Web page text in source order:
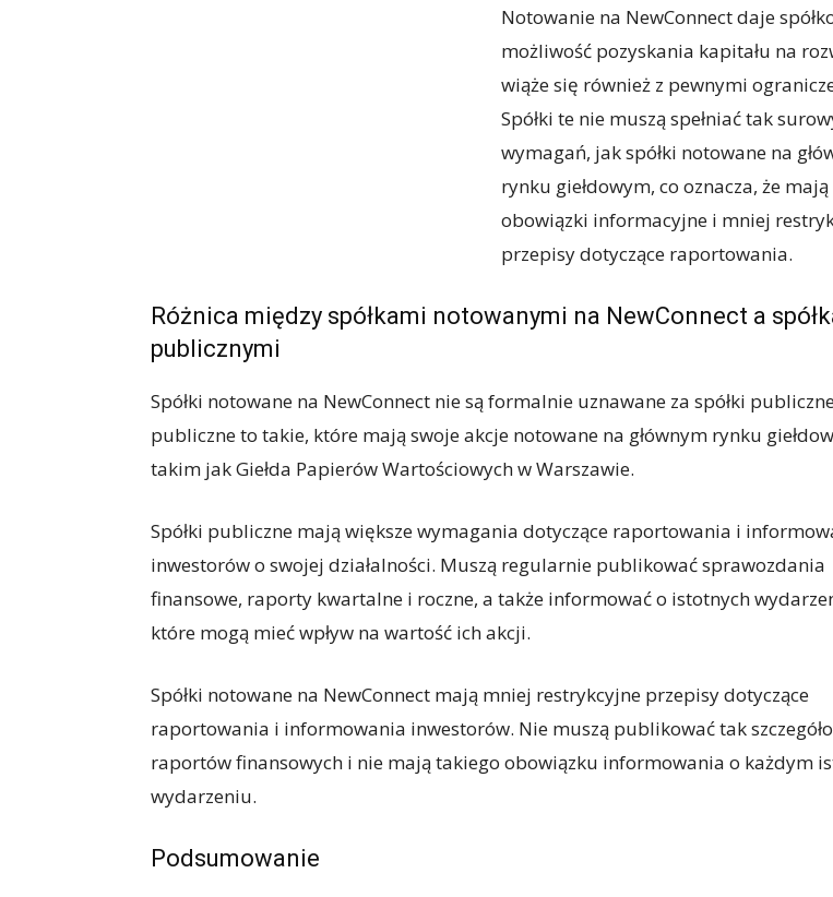
Notowanie na NewConnect daje
możliwość pozyskania kapitału na
wiąże się również z pewnymi
Spółki te nie muszą spełniać tak
wymagań, jak spółki notowane na
rynku giełdowym, co oznacza, że
obowiązki informacyjne i mniej
przepisy dotyczące raportowania.
Różnica między spółkami notowanymi na NewConnect a
publicznymi
Spółki notowane na NewConnect nie są formalnie uznawane za spółki
publiczne to takie, które mają swoje akcje notowane na głównym rynku
takim jak Giełda Papierów Wartościowych w Warszawie.
Spółki publiczne mają większe wymagania dotyczące raportowania i
inwestorów o swojej działalności. Muszą regularnie publikować sprawozdania
finansowe, raporty kwartalne i roczne, a także informować o istotnych
które mogą mieć wpływ na wartość ich akcji.
Spółki notowane na NewConnect mają mniej restrykcyjne przepisy dotyczące
raportowania i informowania inwestorów. Nie muszą publikować tak
raportów finansowych i nie mają takiego obowiązku informowania o każdym
wydarzeniu.
Podsumowanie